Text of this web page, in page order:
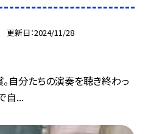
更新日 2024/11/28
自分たちの演奏を聴き終わっ
自...